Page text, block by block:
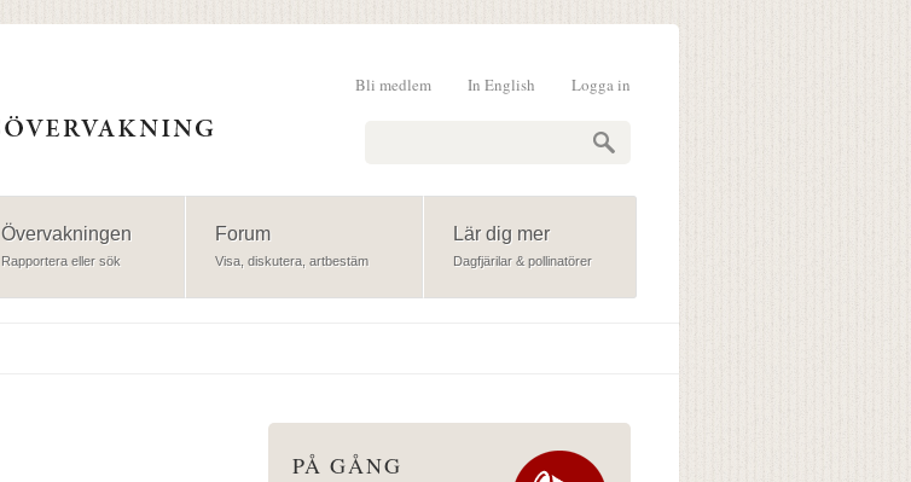
Logga in
In English
Bli medlem
Övervakningen
Rapportera eller sök
Forum
Visa, diskutera, artbestäm
Lär dig mer
Dagfjärilar & pollinatörer
PÅ GÅNG